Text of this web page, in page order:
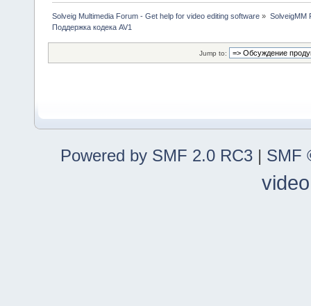
Solveig Multimedia Forum - Get help for video editing software » SolveigMM
Поддержка кодека AV1
Jump to:
Powered by SMF 2.0 RC3 | SMF